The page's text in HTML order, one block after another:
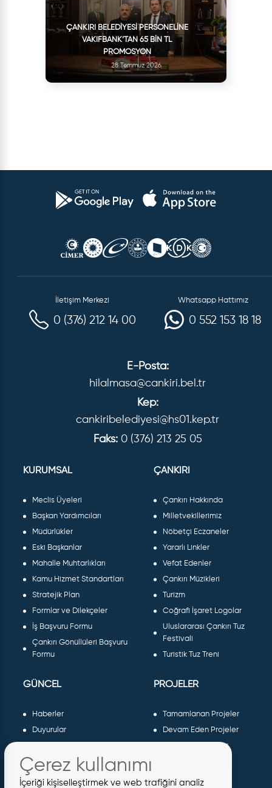
ÇANKIRI BELEDIYESI PERSONELINE
VAKIFBANK’TAN 65 BIN TL
PROMOSYON
28 Temmuz 2026
İletişim Merkezi
0 (376) 212 14 00
Whatsapp Hattımız
0 552 153 18 18
E-Posta:
hilalmasa@cankiri.bel.tr
Kep:
cankiribelediyesi@hs01.kep.tr
Faks: 0 (376) 213 25 05
KURUMSAL
Meclis Üyeleri
Başkan Yardımcıları
Müdürlükler
Eski Başkanlar
Mahalle Muhtarlıkları
Kamu Hizmet Standartları
Stratejik Plan
Formlar ve Dilekçeler
İş Başvuru Formu
Çankırı Gönüllüleri Başvuru
Formu
ÇANKIRI
Çankırı Hakkında
Milletvekillerimiz
Nöbetçi Eczaneler
Yararlı Linkler
Vefat Edenler
Çankırı Müzikleri
Turizm
Coğrafi İşaret Logolar
Uluslararası Çankırı Tuz
Festivali
Turistik Tuz Treni
GÜNCEL
Haberler
Duyurular
Galeri
Etkinlikler
PROJELER
Tamamlanan Projeler
Devam Eden Projeler
Planlanan Projeler
Sosyal Projeler
Çerez kullanımı
İçeriği kişiselleştirmek ve web trafiğini analiz